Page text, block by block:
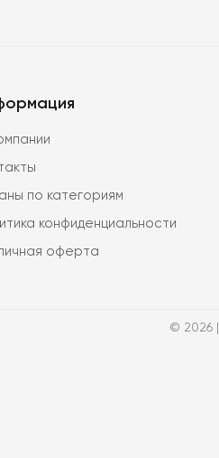
по категориям
конфиденциальности
оферта
© 2026